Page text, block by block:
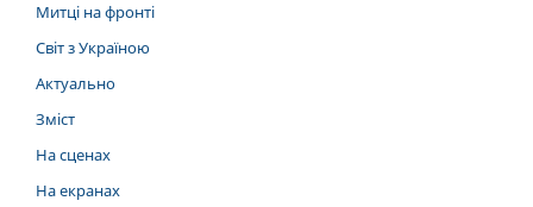
Митці на фронті
Світ з Україною
Актуально
Зміст
На сценах
На екранах